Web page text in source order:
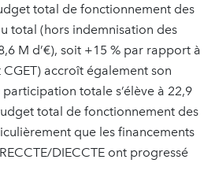
total de fonctionnement des
total (hors indemnisation des
M d’€), soit +15 % par rapport à
CGET) accroît également son
totale s’élève à 22,9
total de fonctionnement des
que les financements
DIECCTE ont progressé